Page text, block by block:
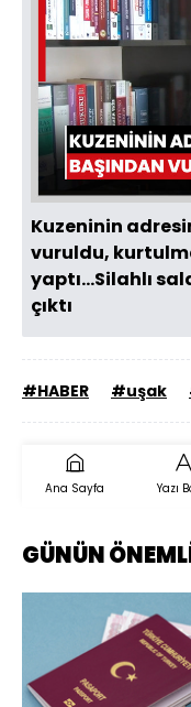
Kuzeninin
vuruldu,
yaptı...Silahlı
çıktı
#HABER #uşak
Ana Sayfa Yazı
GÜNÜN